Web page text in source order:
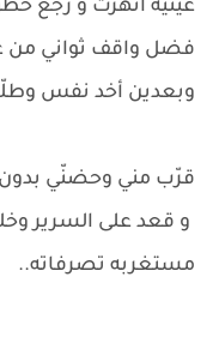
عينيه اتهزت و رجع
فضل واقف ثواني من
وبعدين أخد نفس
قرّب مني وحضنّي
و قعد على السرير
مستغربه تصرفاته..